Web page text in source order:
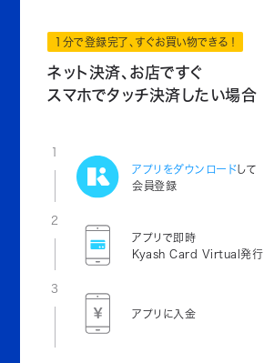
1分で登録完了、すぐお買い物できる！
ネット決済、お店ですぐ
スマホでタッチ決済したい場合
1
アプリをダウンロードして
会員登録
2
アプリで即時
Kyash Card Virtual発行
3
アプリに入金